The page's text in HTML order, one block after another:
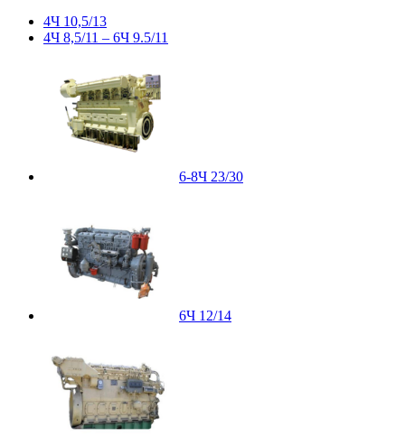
4Ч 10,5/13
4Ч 8,5/11 – 6Ч 9.5/11
6-8Ч 23/30
6Ч 12/14